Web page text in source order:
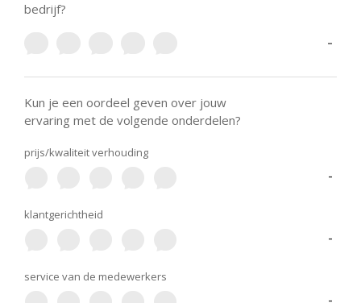
bedrijf?
-
Kun je een oordeel geven over jouw
ervaring met de volgende onderdelen?
prijs/kwaliteit verhouding
-
klantgerichtheid
-
service van de medewerkers
-